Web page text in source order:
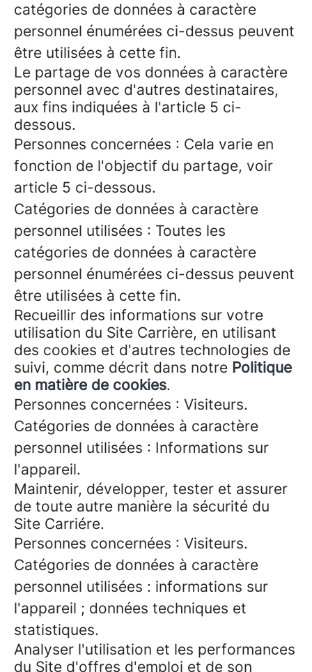
catégories de données à caractère
personnel énumérées ci-dessus peuvent
être utilisées à cette fin.
Le partage de vos données à caractère
personnel avec d'autres destinataires,
aux fins indiquées à l'article 5 ci-
dessous.
Personnes concernées : Cela varie en
fonction de l'objectif du partage, voir
article 5 ci-dessous.
Catégories de données à caractère
personnel utilisées : Toutes les
catégories de données à caractère
personnel énumérées ci-dessus peuvent
être utilisées à cette fin.
Recueillir des informations sur votre
utilisation du Site Carrière, en utilisant
des cookies et d'autres technologies de
suivi, comme décrit dans notre Politique
en matière de cookies.
Personnes concernées : Visiteurs.
Catégories de données à caractère
personnel utilisées : Informations sur
l'appareil.
Maintenir, développer, tester et assurer
de toute autre manière la sécurité du
Site Carriére.
Personnes concernées : Visiteurs.
Catégories de données à caractère
personnel utilisées : informations sur
l'appareil ; données techniques et
statistiques.
Analyser l'utilisation et les performances
du Site d'offres d'emploi et de son